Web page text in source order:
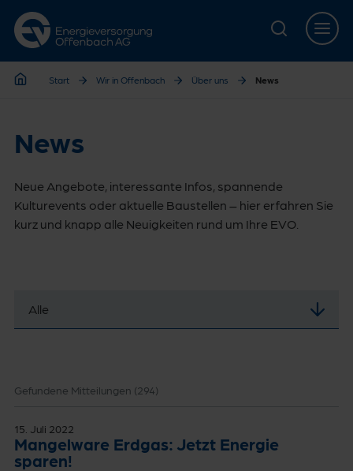
Zur Hauptnavigation springen
Zur Servicelasche springen
Zum Hauptinhalt springen
Zur Footernavigation springen
Start Wir in Offenbach Über uns News
News
Neue Angebote, interessante Infos, spannende
Kulturevents oder aktuelle Baustellen – hier erfahren Sie
kurz und knapp alle Neuigkeiten rund um Ihre EVO.
Alle
Gefundene Mitteilungen (294)
15. Juli 2022
Mangelware Erdgas: Jetzt Energie
sparen!